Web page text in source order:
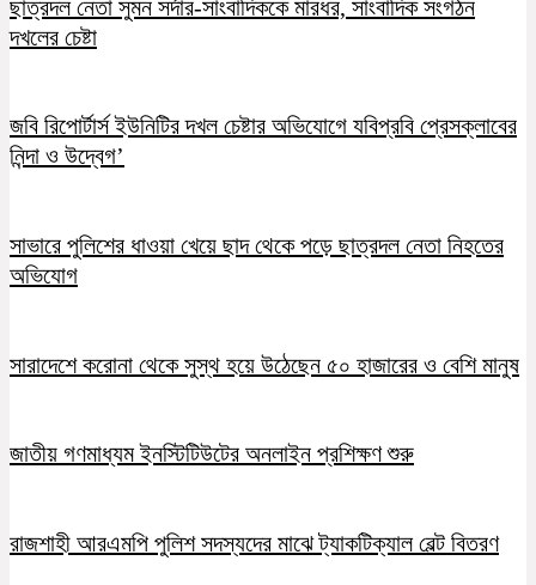
ছাত্রদল নেতা সুমন সর্দার-সাংবাদিককে মারধর, সাংবাদিক সংগঠন
দখলের চেষ্টা
জবি রিপোর্টার্স ইউনিটির দখল চেষ্টার অভিযোগে যবিপ্রবি প্রেসক্লাবের
নিন্দা ও উদ্বেগ’
সাভারে পুলিশের ধাওয়া খেয়ে ছাদ থেকে পড়ে ছাত্রদল নেতা নিহতের
অভিযোগ
সারাদেশে করোনা থেকে সুস্থ হয়ে উঠেছেন ৫০ হাজারের ও বেশি মানুষ
জাতীয় গণমাধ্যম ইনস্টিটিউটের অনলাইন প্রশিক্ষণ শুরু
রাজশাহী আরএমপি পুলিশ সদস্যদের মাঝে ট্যাকটিক্যাল বেল্ট বিতরণ